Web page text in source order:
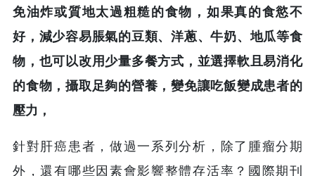
免油炸或質地太過粗糙的食物，如果真的食慾不
好，減少容易脹氣的豆類、洋蔥、牛奶、地瓜等食
物，也可以改用少量多餐方式，並選擇軟且易消化
的食物，攝取足夠的營養，變免讓吃飯變成患者的
壓力，
針對肝癌患者，做過一系列分析，除了腫瘤分期
外，還有哪些因素會影響整體存活率？國際期刊